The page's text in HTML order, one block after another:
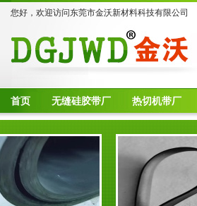
您好，欢迎访问东莞市金沃新材料科技有限公司
首页 无缝硅胶带厂 热切机带厂